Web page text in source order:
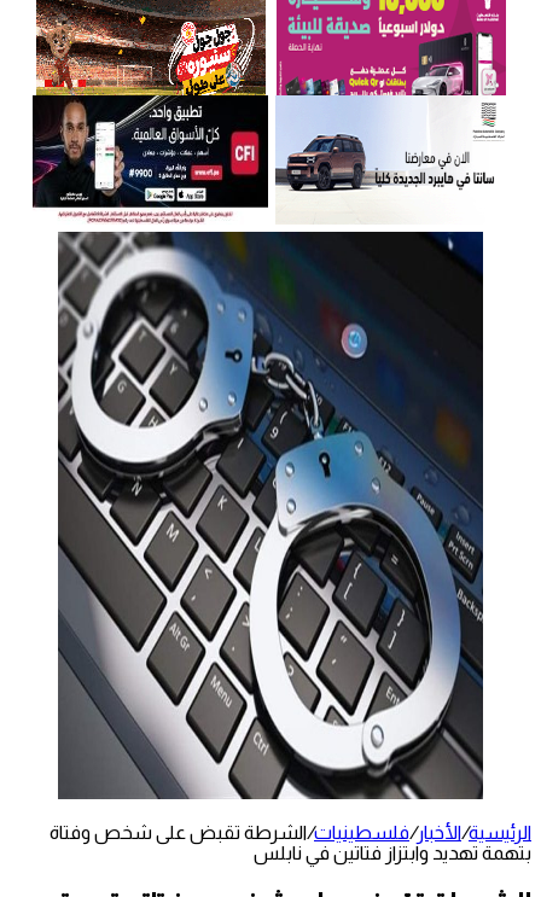
الرئيسية/الأخبار/فلسطينيات/الشرطة تقبض على شخص وفتاة
بتهمة تهديد وابتزاز فتاتين في نابلس